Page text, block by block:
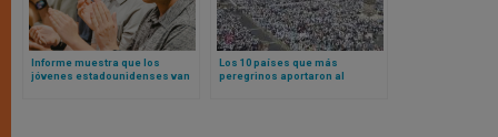
Informe muestra que los
jóvenes estadounidenses van
Los 10 países que más
peregrinos aportaron al